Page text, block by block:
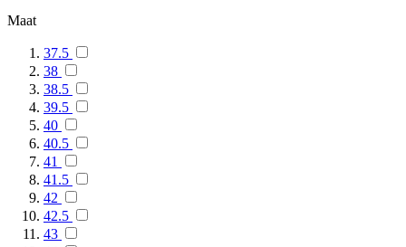
Maat
37.5
38
38.5
39.5
40
40.5
41
41.5
42
42.5
43